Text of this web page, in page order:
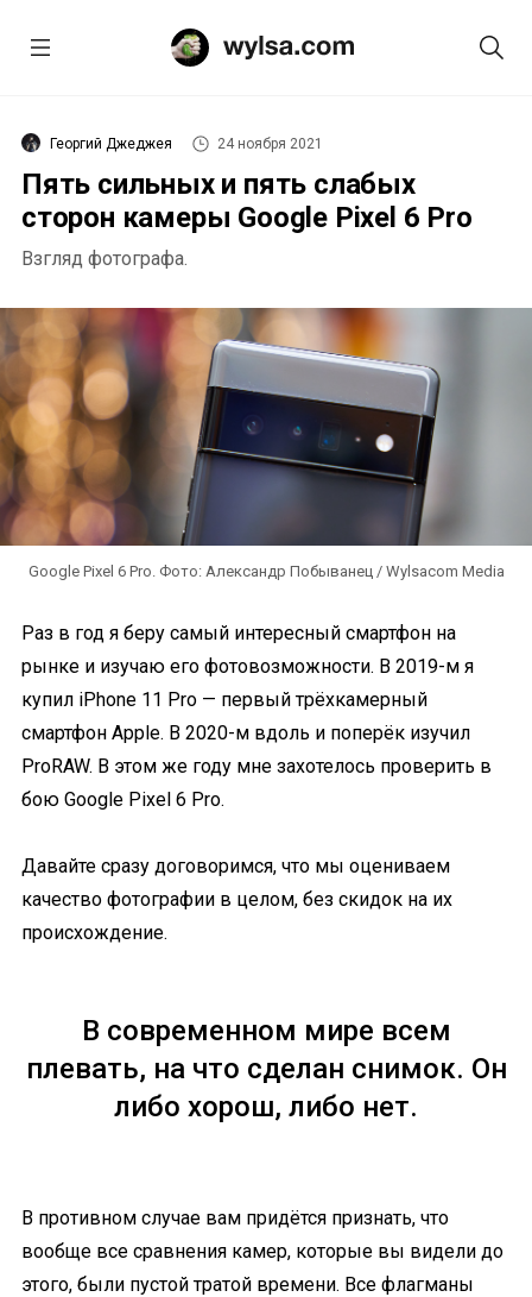
Георгий Джеджея 24 ноября 2021
Пять сильных и пять слабых
сторон камеры Google Pixel 6 Pro
Взгляд фотографа.
Google Pixel 6 Pro. Фото: Александр Побыванец / Wylsacom Media
Раз в год я беру самый интересный смартфон на
рынке и изучаю его фотовозможности. В 2019-м я
купил iPhone 11 Pro — первый трёхкамерный
смартфон Apple. В 2020-м вдоль и поперёк изучил
ProRAW. В этом же году мне захотелось проверить в
бою Google Pixel 6 Pro.
Давайте сразу договоримся, что мы оцениваем
качество фотографии в целом, без скидок на их
происхождение.
В современном мире всем
плевать, на что сделан снимок. Он
либо хорош, либо нет.
В противном случае вам придётся признать, что
вообще все сравнения камер, которые вы видели до
этого, были пустой тратой времени. Все флагманы